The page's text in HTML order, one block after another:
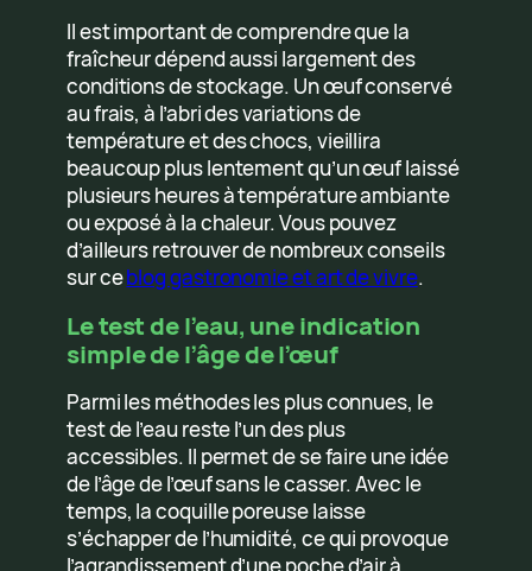
Il est important de comprendre que la
fraîcheur dépend aussi largement des
conditions de stockage. Un œuf conservé
au frais, à l’abri des variations de
température et des chocs, vieillira
beaucoup plus lentement qu’un œuf laissé
plusieurs heures à température ambiante
ou exposé à la chaleur. Vous pouvez
d’ailleurs retrouver de nombreux conseils
sur ceblog gastronomie et art de vivre.
Le test de l’eau, une indication
simple de l’âge de l’œuf
Parmi les méthodes les plus connues, le
test de l’eau reste l’un des plus
accessibles. Il permet de se faire une idée
de l’âge de l’œuf sans le casser. Avec le
temps, la coquille poreuse laisse
s’échapper de l’humidité, ce qui provoque